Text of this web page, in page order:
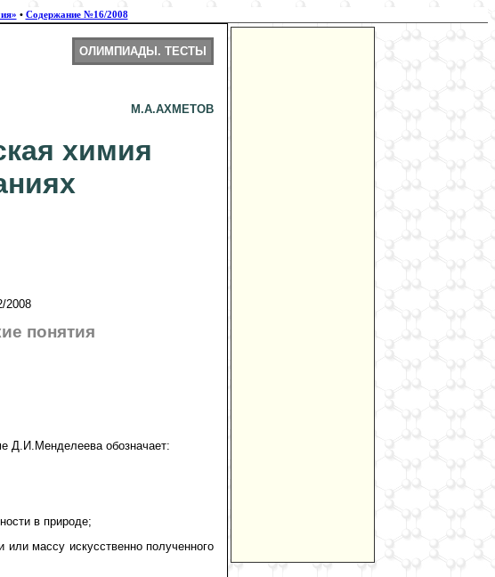
• Содержание №16/2008
ОЛИМПИАДЫ. ТЕСТЫ
М.А.АХМЕТОВ
химия
2008
понятия
Д.И.Менделеева обозначает:
в природе;
массу искусственно полученного